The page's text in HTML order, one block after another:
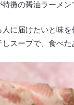
徴の醤油ラーメ
人に届けたいと味
スープで、食べ